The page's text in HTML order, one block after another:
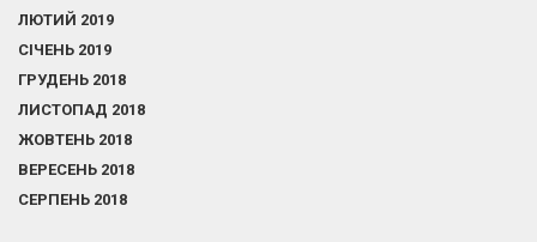
ЛЮТИЙ 2019
СІЧЕНЬ 2019
ГРУДЕНЬ 2018
ЛИСТОПАД 2018
ЖОВТЕНЬ 2018
ВЕРЕСЕНЬ 2018
СЕРПЕНЬ 2018